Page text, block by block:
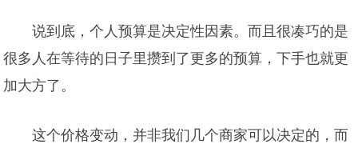
说到底，个人预算是决定性因素。而且很凑巧的是
很多人在等待的日子里攒到了更多的预算，下手也就更
加大方了。
这个价格变动，并非我们几个商家可以决定的，而